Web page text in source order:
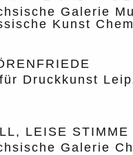
Galerie
Kunst
Druckkunst
LEISE STIMME
Galerie